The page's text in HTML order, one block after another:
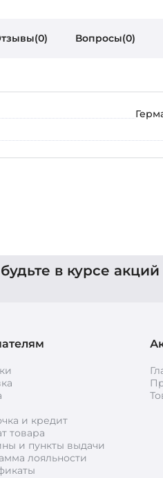
Вопросы(0)
в курсе акций
и кредит
товара
и пункты выдачи
лояльности